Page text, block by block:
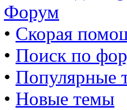
Форум
• Скорая
• Поиск по
• Популярные
• Новые темы